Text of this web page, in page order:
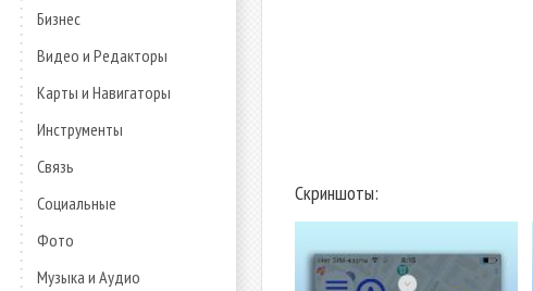
Бизнес
Видео и Редакторы
Карты и Навигаторы
Инструменты
Связь
Социальные
Фото
Музыка и Аудио
Скриншоты: